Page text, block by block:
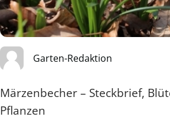
Garten-Redaktion
Märzenbecher – Steckbrief,
Pflanzen